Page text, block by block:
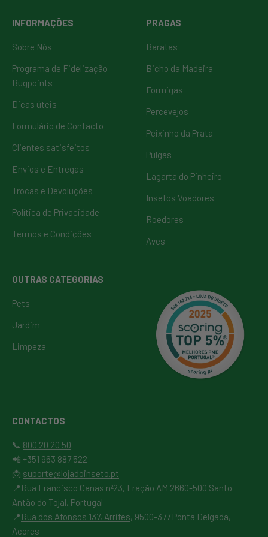
INFORMAÇÕES
Sobre Nós
Programa de Fidelização
Bugpoints
Dicas úteis
Formulário de Contacto
Clientes satisfeitos
Envios e Entregas
Trocas e Devoluções
Política de Privacidade
Termos e Condições
PRAGAS
Baratas
Bicho da Madeira
Formigas
Percevejos
Peixinho da Prata
Pulgas
Lagarta do Pinheiro
Insetos Voadores
Roedores
Aves
OUTRAS CATEGORIAS
Pets
Jardim
Limpeza
CONTACTOS
📞 800 20 20 50
📲 +351 963 887 522
📩 suporte@lojadoinseto.pt
📍 Rua Francisco Canas nº23, Fração AM 2660-500 Santo
Antão do Tojal, Portugal
📍 Rua dos Afonsos 137, Arrifes, 9500-377 Ponta Delgada,
Açores